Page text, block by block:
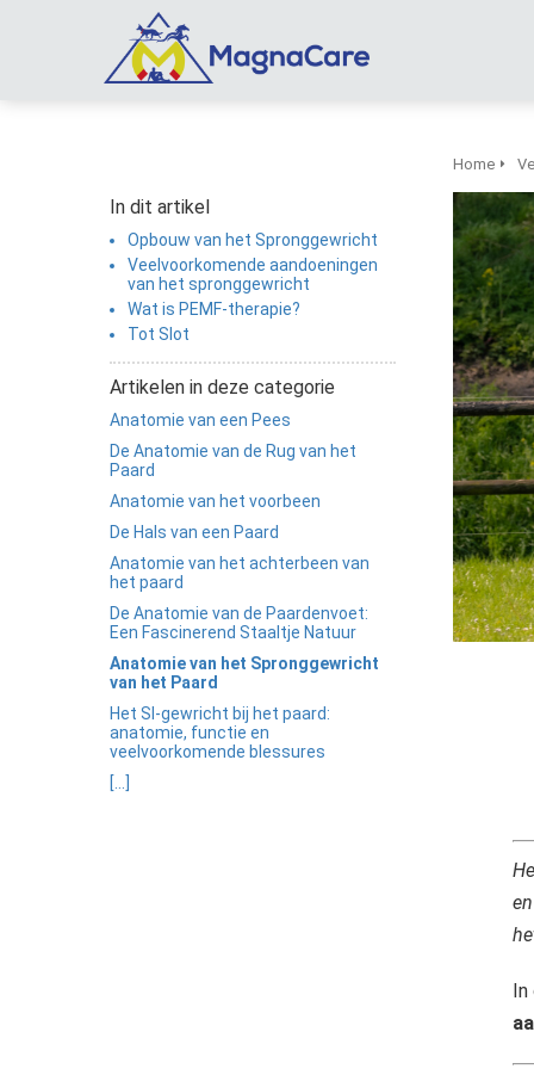
In dit artikel
Opbouw van het Spronggewricht
Veelvoorkomende aandoeningen
van het spronggewricht
Wat is PEMF-therapie?
Tot Slot
Artikelen in deze categorie
Anatomie van een Pees
De Anatomie van de Rug van het
Paard
Anatomie van het voorbeen
De Hals van een Paard
Anatomie van het achterbeen van
het paard
De Anatomie van de Paardenvoet:
Een Fascinerend Staaltje Natuur
Anatomie van het Spronggewricht
van het Paard
Het SI-gewricht bij het paard:
anatomie, functie en
veelvoorkomende blessures
[...]
Home
In
over
gedrag van een
bezoekers te
Hierdoor
website-
relevante
tonen
op het
van deze